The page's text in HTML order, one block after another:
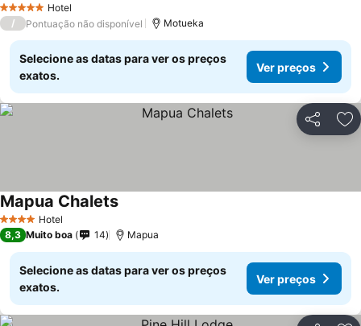
5 Estrelas Hotel
/ Pontuação não disponível Motueka
Selecione as datas para ver os preços
exatos.
Ver preços
Partilhar
4 EstrelasHotel
Mapua Chalets
8,3 Muito boa 14 Mapua
Selecione as datas para ver os preços
exatos.
Ver preços